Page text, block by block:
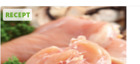
RECEPT